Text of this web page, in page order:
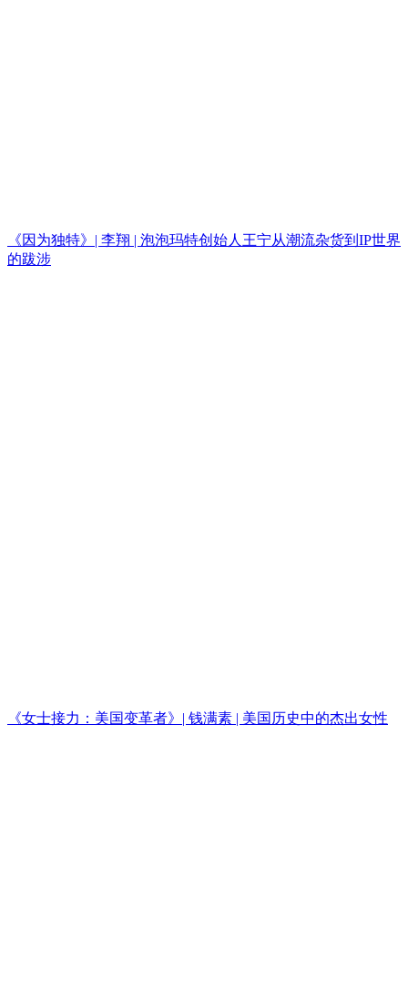
《因为独特》| 李翔 | 泡泡玛特创始人王宁从潮流杂货到IP世界
的跋涉
《女士接力：美国变革者》| 钱满素 | 美国历史中的杰出女性